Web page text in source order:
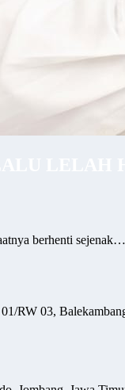
berhenti
RW 03,